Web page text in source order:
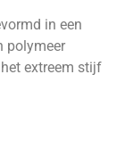
in een
polymeer
extreem stijf